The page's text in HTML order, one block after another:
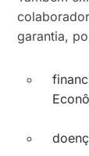
garantia,